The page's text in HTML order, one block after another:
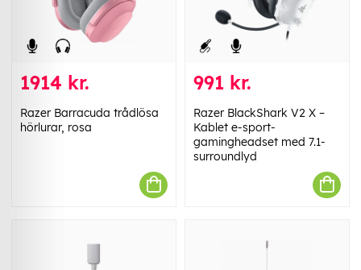
1914 kr.
Razer Barracuda trådlösa
hörlurar, rosa
991 kr.
Razer BlackShark V2 X –
Kablet e-sport-
gamingheadset med 7.1-
surroundlyd